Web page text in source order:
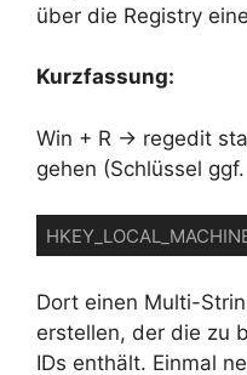
über die Registry
Kurzfassung:
Win + R → regedit
gehen (Schlüssel
Dort einen Multi-
erstellen, der die zu
IDs enthält. Einmal